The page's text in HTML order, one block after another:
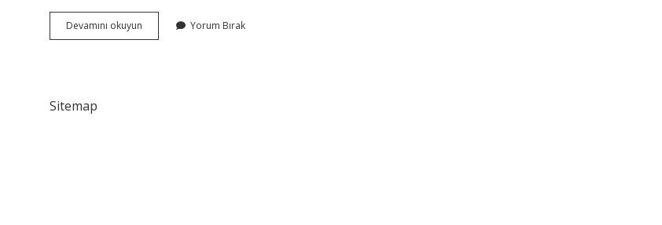
Devamını okuyun
Adamının
Yorum Bırak
Sitemap